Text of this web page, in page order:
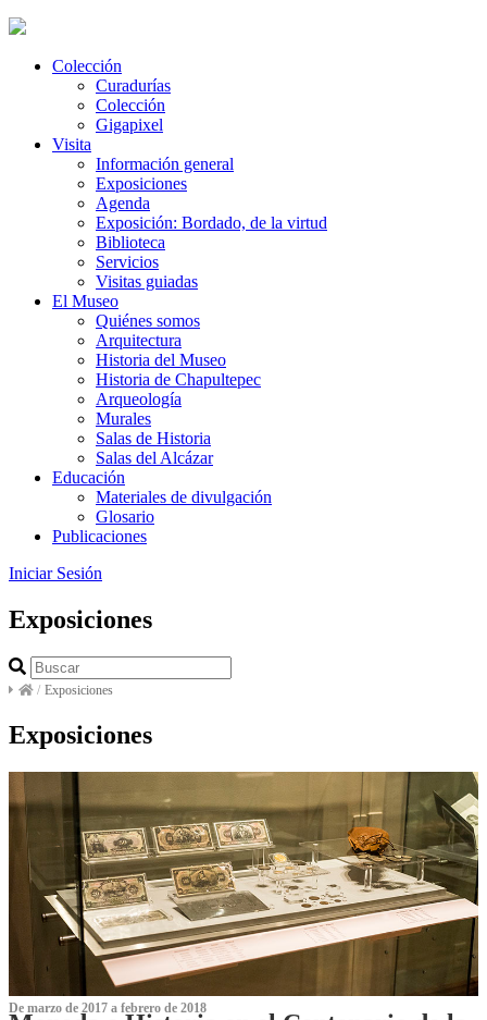
Colección
Curadurías
Colección
Gigapixel
Visita
Información general
Exposiciones
Agenda
Exposición: Bordado, de la virtud
Biblioteca
Servicios
Visitas guiadas
El Museo
Quiénes somos
Arquitectura
Historia del Museo
Historia de Chapultepec
Arqueología
Murales
Salas de Historia
Salas del Alcázar
Educación
Materiales de divulgación
Glosario
Publicaciones
Iniciar Sesión
Exposiciones
/ Exposiciones
Exposiciones
De marzo de 2017 a febrero de 2018